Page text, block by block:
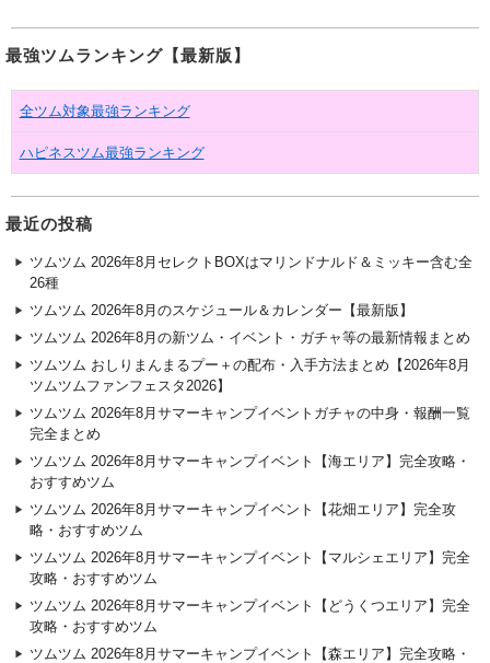
最強ツムランキング【最新版】
全ツム対象最強ランキング
ハピネスツム最強ランキング
最近の投稿
ツムツム 2026年8月セレクトBOXはマリンドナルド＆ミッキー含む全
26種
ツムツム 2026年8月のスケジュール＆カレンダー【最新版】
ツムツム 2026年8月の新ツム・イベント・ガチャ等の最新情報まとめ
ツムツム おしりまんまるプー＋の配布・入手方法まとめ【2026年8月
ツムツムファンフェスタ2026】
ツムツム 2026年8月サマーキャンプイベントガチャの中身・報酬一覧
完全まとめ
ツムツム 2026年8月サマーキャンプイベント【海エリア】完全攻略・
おすすめツム
ツムツム 2026年8月サマーキャンプイベント【花畑エリア】完全攻
略・おすすめツム
ツムツム 2026年8月サマーキャンプイベント【マルシェエリア】完全
攻略・おすすめツム
ツムツム 2026年8月サマーキャンプイベント【どうくつエリア】完全
攻略・おすすめツム
ツムツム 2026年8月サマーキャンプイベント【森エリア】完全攻略・